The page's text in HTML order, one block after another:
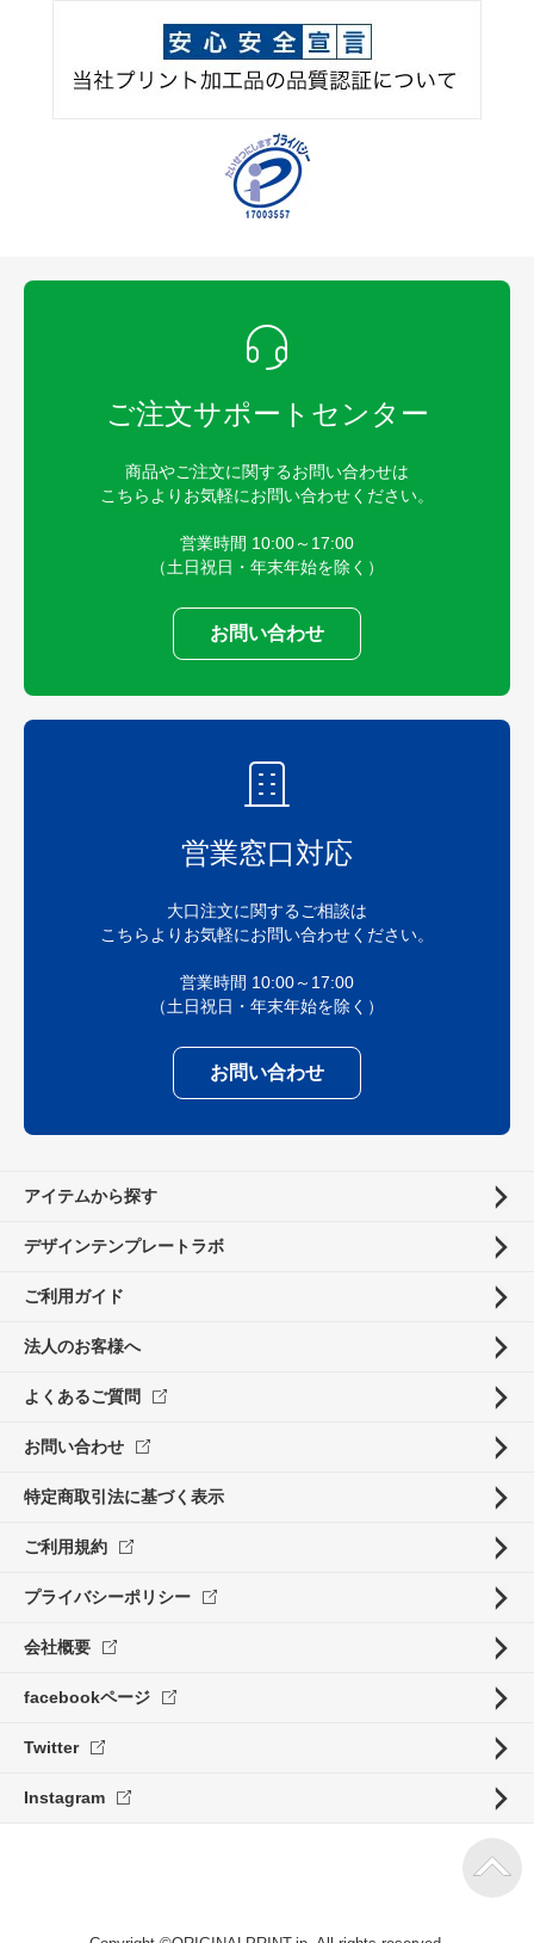
ご注文サポートセンター
商品やご注文に関するお問い合わせは
こちらよりお気軽にお問い合わせください。
営業時間 10:00～17:00
（土日祝日・年末年始を除く）
お問い合わせ
営業窓口対応
大口注文に関するご相談は
こちらよりお気軽にお問い合わせください。
営業時間 10:00～17:00
（土日祝日・年末年始を除く）
お問い合わせ
アイテムから探す
デザインテンプレートラボ
ご利用ガイド
法人のお客様へ
よくあるご質問
お問い合わせ
特定商取引法に基づく表示
ご利用規約
プライバシーポリシー
会社概要
facebookページ
Twitter
Instagram